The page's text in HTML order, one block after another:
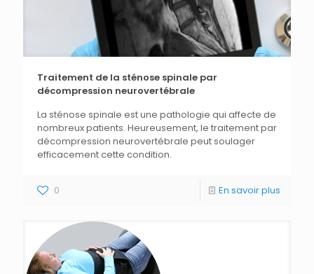
Traitement de la sténose spinale par
décompression neurovertébrale
La sténose spinale est une pathologie qui affecte de
nombreux patients. Heureusement, le traitement par
décompression neurovertébrale peut soulager
efficacement cette condition.
0 En savoir plus